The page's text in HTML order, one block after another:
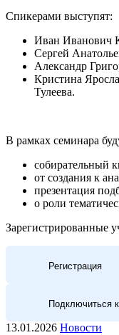
Спикерами выступят:
Иван Иванович
Сергей
Александр
Кристина
Тулеева.
В рамках семинара
собирательный
от создания к
презентация
о роли
Зарегистрированные
Регистрация
Подключиться
13.01.2026 Новости